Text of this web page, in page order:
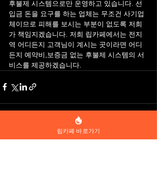
후불제 시스템으로만 운영하고 있습니다. 선
입금 돈을 요구를 하는 업체는 무조건 사기업
체이므로 피해를 보시는 부분이 없도록 저희
가 책임지겠습니다. 저희 립카페에서는 전지
역 어디든지 고객님이 계시는 곳이라면 어디
든지 예약비,보증금 없는 후불제 시스템의 서
비스를 제공하겠습니다.
립카페 바로가기